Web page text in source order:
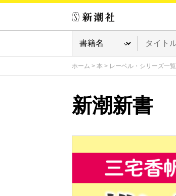
ホーム > 本 > レーベル・シリーズ一覧
新潮新書